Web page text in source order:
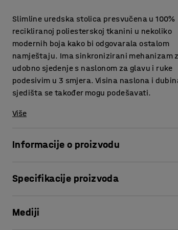
Slimline uredska stolica presvučena u 100%
recikliranoj poliesterskoj tkanini u nekoliko
modernih boja kako bi odgovarala ostalom
namještaju. Ima sinkronizirani mehanizam
udobno sjedenje s naslonom za glavu i ruke
podesivim u 3 smjera. Visina naslona i
sjedišta se također mogu podešavati.
Više
Informacije o proizvodu
Specifikacije proizvoda
Dubina sjedišta
Mediji